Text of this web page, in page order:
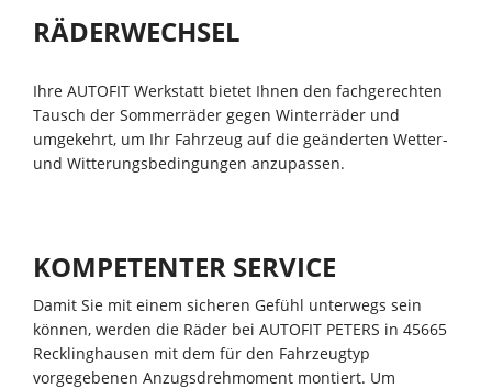
RÄDERWECHSEL
Ihre AUTOFIT Werkstatt bietet Ihnen den fachgerechten
Tausch der Sommerräder gegen Winterräder und
umgekehrt, um Ihr Fahrzeug auf die geänderten Wetter-
und Witterungsbedingungen anzupassen.
KOMPETENTER SERVICE
Damit Sie mit einem sicheren Gefühl unterwegs sein
können, werden die Räder bei AUTOFIT PETERS in 45665
Recklinghausen mit dem für den Fahrzeugtyp
vorgegebenen Anzugsdrehmoment montiert. Um